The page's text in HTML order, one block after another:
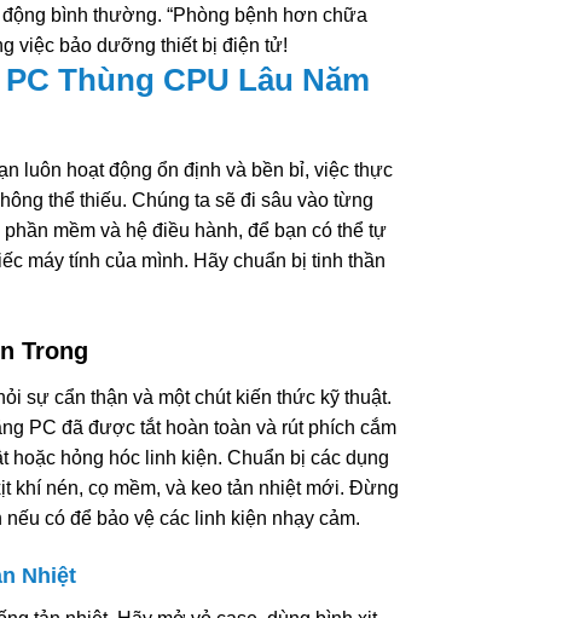
bình thường. “Phòng bệnh hơn chữa
việc bảo dưỡng thiết bị điện tử!
Thùng CPU Lâu Năm
luôn hoạt động ổn định và bền bỉ, việc thực
thể thiếu. Chúng ta sẽ đi sâu vào từng
mềm và hệ điều hành, để bạn có thể tự
máy tính của mình. Hãy chuẩn bị tinh thần
Trong
sự cẩn thận và một chút kiến thức kỹ thuật.
PC đã được tắt hoàn toàn và rút phích cắm
hoặc hỏng hóc linh kiện. Chuẩn bị các dụng
khí nén, cọ mềm, và keo tản nhiệt mới. Đừng
có để bảo vệ các linh kiện nhạy cảm.
Nhiệt